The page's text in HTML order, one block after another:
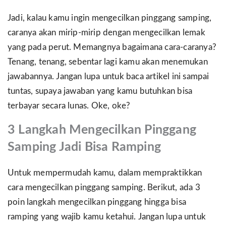
Jadi, kalau kamu ingin mengecilkan pinggang samping,
caranya akan mirip-mirip dengan mengecilkan lemak
yang pada perut. Memangnya bagaimana cara-caranya?
Tenang, tenang, sebentar lagi kamu akan menemukan
jawabannya. Jangan lupa untuk baca artikel ini sampai
tuntas, supaya jawaban yang kamu butuhkan bisa
terbayar secara lunas. Oke, oke?
3 Langkah M engecilkan Pinggang
Samping Jadi Bisa Ramping
Untuk mempermudah kamu, dalam mempraktikkan
cara mengecilkan pinggang samping. Berikut, ada 3
poin langkah mengecilkan pinggang hingga bisa
ramping yang wajib kamu ketahui. Jangan lupa untuk